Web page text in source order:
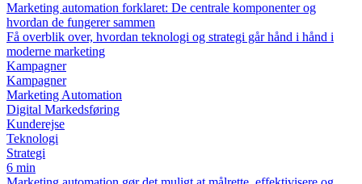
Marketing automation forklaret: De centrale komponenter og
hvordan de fungerer sammen
Få overblik over, hvordan teknologi og strategi går hånd i hånd i
moderne marketing
Kampagner
Kampagner
Marketing Automation
Digital Markedsføring
Kunderejse
Teknologi
Strategi
6 min